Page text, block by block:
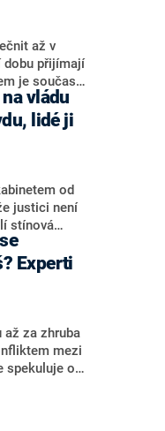
dotaz
ODS
není
až v
dobu přijímají
je současná
bookmakeři
Havlíčka.
za
nicméně
trojice
dosud
vládu
lidé ji
od
justici není
stínová
V
servítky
Jeronýma
lidská
na
se také
promluvila o
Experti
až za zhruba
mezi
spekuluje o
současná
vytahují
moc je